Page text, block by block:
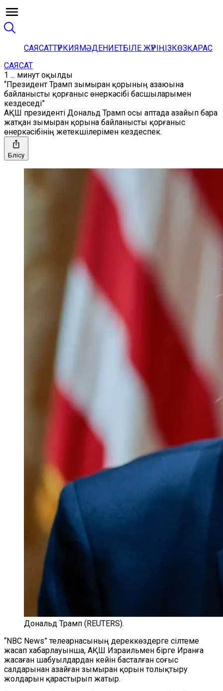
САЯСАТТҮРКИЯМӘДЕНИЕТБІЛЕ ЖҮРІҢІЗКӨЗҚАРАС
САЯСАТ
1 ... минут оқылды
“Президент Трамп зымыран қорының азаюына
байланысты қорғаныс өнеркәсібі басшыларымен
кездеседі”
АҚШ президенті Дональд Трамп осы аптада азайып бара
жатқан зымыран қорына байланысты қорғаныс
өнеркәсібінің жетекшілерімен кездеспек.
Бөлісу
Дональд Трамп (REUTERS).
“NBC News” телеарнасының дереккөздерге сілтеме
жасап хабарлауынша, АҚШ Израильмен бірге Иранға
жасаған шабуылдардан кейін басталған соғыс
салдарынан азайған зымыран қорын толықтыру
жолдарын қарастырып жатыр.